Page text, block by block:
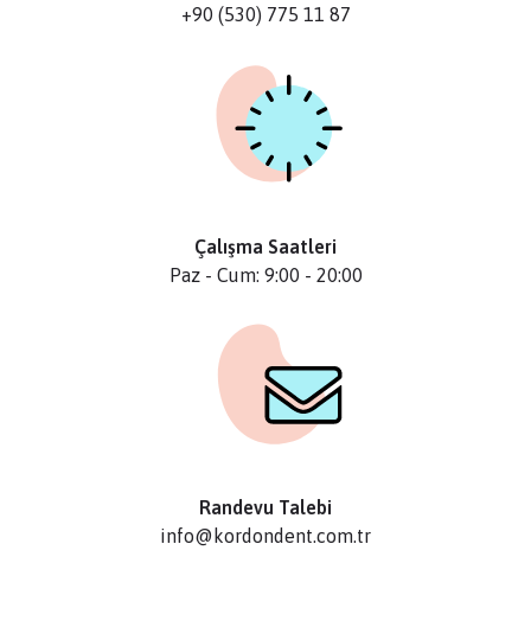
+90 (530) 775 11 87
Çalışma Saatleri
Paz - Cum: 9:00 - 20:00
Randevu Talebi
info@kordondent.com.tr